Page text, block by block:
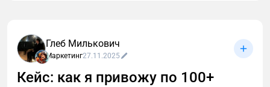
которые сделал после тысяч (!) холодных диалогов
с малым, средним и крупным бизнесом.
Глеб Милькович
Маркетинг27.11.2025
Кейс: как я привожу по 100+